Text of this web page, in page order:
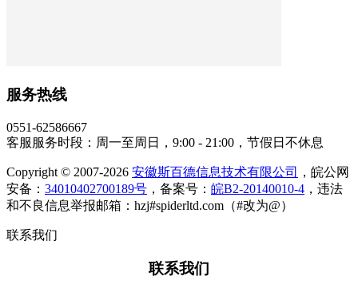
服务热线
0551-62586667
客服服务时段：周一至周日，9:00 - 21:00，节假日不休息
Copyright © 2007-2026 安徽斯百德信息技术有限公司
，皖公网
安备： 34010402700189号 ，备案号： 皖B2-20140010-4 ，违法
和不良信息举报邮箱：hzj#spiderltd.com（#改为@）
联系我们
联系我们